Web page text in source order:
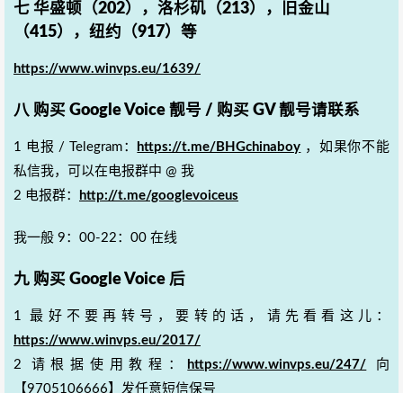
七 华盛顿（202），洛杉矶（213），旧金山
（415），纽约（917）等
https://www.winvps.eu/1639/
八 购买 Google Voice 靓号 / 购买 GV 靓号请联系
1 电报 / Telegram： https://t.me/BHGchinaboy ，如果你不能
私信我，可以在电报群中 @ 我
2 电报群：
http://t.me/googlevoiceus
我一般 9：00-22：00 在线
九 购买 Google Voice 后
1 最好不要再转号，要转的话，请先看看这儿：
https://www.winvps.eu/2017/
2 请根据使用教程：
https://www.winvps.eu/247/ 向
【9705106666】发任意短信保号